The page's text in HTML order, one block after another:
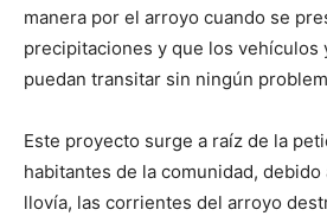
manera por el arroyo cuando se
precipitaciones y que los vehículos
puedan transitar sin ningún
Este proyecto surge a raíz de la
habitantes de la comunidad, debido
llovía, las corrientes del arroyo